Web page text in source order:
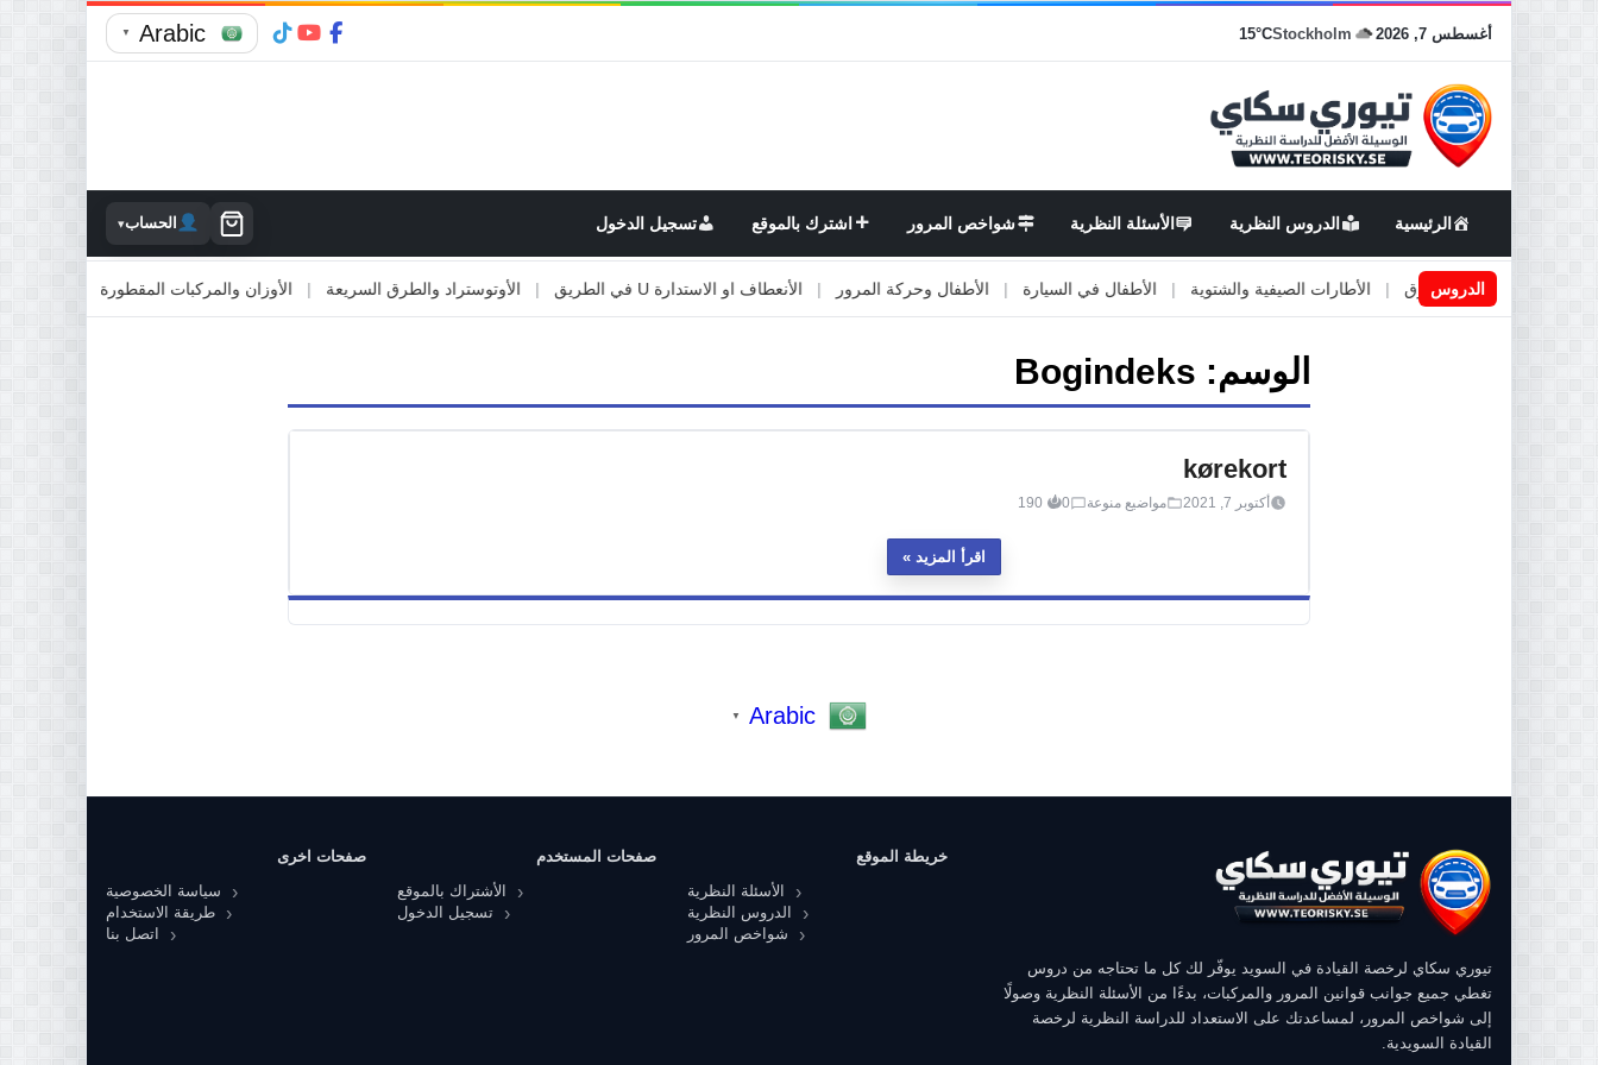
أغسطس 7, 2026 Stockholm
15°C
Arabic
▼
الرئيسية الدروس النظرية الأسئلة النظرية شواخص المرور اشترك بالموقع تسجيل الدخول الحساب▾
الدروس
اعمال او صيانة الطرق الأطارات الصيفية والشتوية | الأطفال في السيارة | الأطفال وحركة المرور | الأنعطاف او الاستدارة U في الطريق | الأوتوستراد والطرق السريعة | الأوزان والمركبات المقطورة |
الوسم: Bogindeks
kørekort
أكتوبر 7, 2021 مواضيع منوعة 0
190
اقرأ المزيد
Arabic
▼
تيوري سكاي لرخصة القيادة في السويد يوفّر لك كل ما تحتاجه من دروس
تغطي جميع جوانب قوانين المرور والمركبات، بدءًا من الأسئلة النظرية وصولًا
إلى شواخص المرور، لمساعدتك على الاستعداد للدراسة النظرية لرخصة
القيادة السويدية.
خريطة الموقع
الأسئلة النظرية
الدروس النظرية
شواخص المرور
صفحات المستخدم
الأشتراك بالموقع
تسجيل الدخول
صفحات اخرى
سياسة الخصوصية
طريقة الاستخدام
اتصل بنا